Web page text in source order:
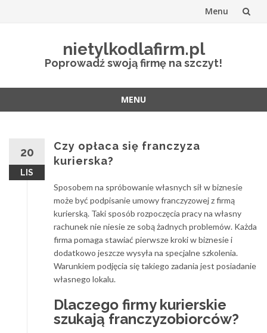
Menu
nietylkodlafirm.pl
Poprowadź swoją firmę na szczyt!
MENU
20
LIS
Czy opłaca się franczyza
kurierska?
Sposobem na spróbowanie własnych sił w biznesie
może być podpisanie umowy franczyzowej z firmą
kurierską. Taki sposób rozpoczęcia pracy na własny
rachunek nie niesie ze sobą żadnych problemów. Każda
firma pomaga stawiać pierwsze kroki w biznesie i
dodatkowo jeszcze wysyła na specjalne szkolenia.
Warunkiem podjęcia się takiego zadania jest posiadanie
własnego lokalu.
Dlaczego firmy kurierskie
szukają franczyzobiorców?